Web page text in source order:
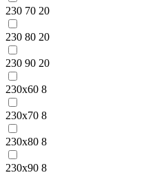
230 70 20
230 80 20
230 90 20
230x60 8
230x70 8
230x80 8
230x90 8